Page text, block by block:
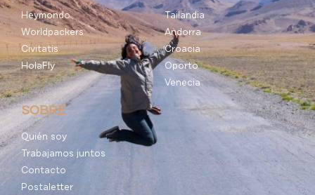
Heymondo
Worldpackers
Civitatis
HolaFly
Tailandia
Andorra
Croacia
Oporto
Venecia
SOBRE
Quién soy
Trabajamos juntos
Contacto
Postaletter